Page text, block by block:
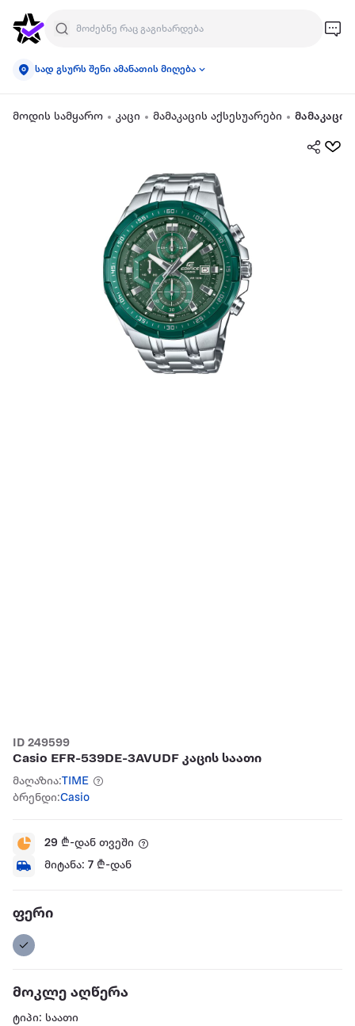
სად გსურს შენი ამანათის მიღება
მოდის სამყარო კაცი მამაკაცის აქსესუარები
ID 249599
Casio EFR-539DE-3AVUDF კაცის საათი
მაღაზია:TIME
ბრენდი:Casio
29 ₾-დან თვეში
მიტანა: 7 ₾-დან
ფერი
მოკლე აღწერა
ტიპი: საათი